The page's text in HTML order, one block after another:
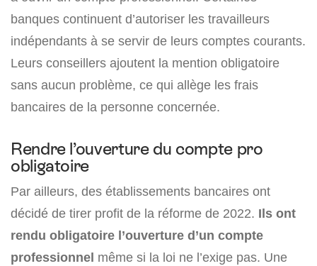
banques continuent d’autoriser les travailleurs
indépendants à se servir de leurs comptes courants.
Leurs conseillers ajoutent la mention obligatoire
sans aucun problème, ce qui allège les frais
bancaires de la personne concernée.
Rendre l’ouverture du compte pro
obligatoire
Par ailleurs, des établissements bancaires ont
décidé de tirer profit de la réforme de 2022. Ils ont
rendu obligatoire l’ouverture d’un compte
professionnel même si la loi ne l’exige pas. Une